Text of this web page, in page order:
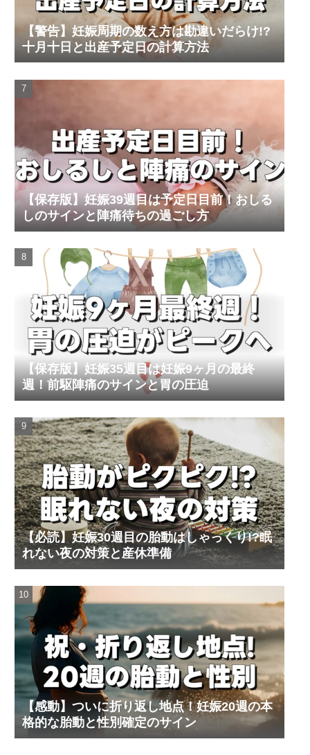
【警告】妊娠周期の数え方は勘違いだらけ!?
十月十日と出産予定日の計算方法
【保存版】妊娠39週目は予定日目前！おしる
しのサインと陣痛待ちの過ごし方
【保存版】妊娠35週目は妊娠9ヶ月の最終
週！前駆陣痛のサインと胃の圧迫
【必読】妊娠30週目の胎動はしゃっくり!?眠
れない夜の対策と産休準備
【感動】ついに折り返し地点！妊娠20週の本
格的な胎動と性別確定のサイン